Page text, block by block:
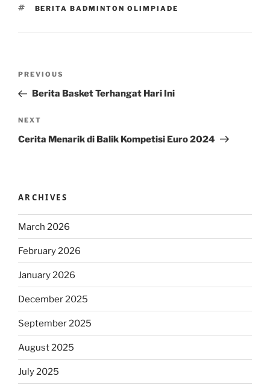
TAGS
BERITA BADMINTON OLIMPIADE
Previous
Post
PREVIOUS
Berita Basket Terhangat Hari Ini
Next
Post
NEXT
Cerita Menarik di Balik Kompetisi Euro 2024
ARCHIVES
March 2026
February 2026
January 2026
December 2025
September 2025
August 2025
July 2025